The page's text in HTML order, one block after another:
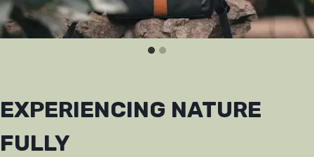
EXPERIENCING NATURE
FULLY